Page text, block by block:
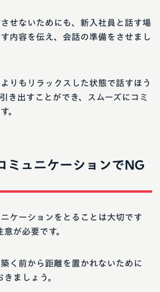
せないためにも、新入社員と話す場
内容を伝え、会話の準備をさせまし
りもリラックスした状態で話すほう
き出すことができ、スムーズにコミ
。
ミュニケーションでNG
ケーションをとることは大切です
が必要です。
く前から距離を置かれないために
ましょう。